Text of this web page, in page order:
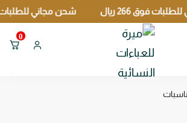
فوق 266 ريال شحن مجاني للطلبات فوق
ميرة للعباءات النسائية
0